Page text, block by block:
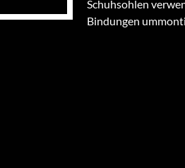
Schuhsohlen
Bindungen